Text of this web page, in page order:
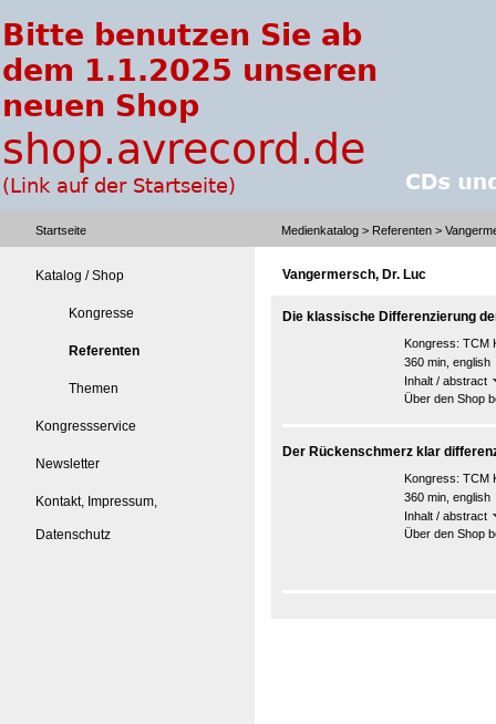
Startseite Medienkatalog > Referenten >
Katalog / Shop
Kongresse
Referenten
Themen
Kongressservice
Newsletter
Kontakt, Impressum,
Datenschutz
Vangermersch, Dr. Luc
Die klassische Differenzierung
Kongress: TCM
360 min, english
Inhalt / abstract
Über den Shop
Der Rückenschmerz klar
Kongress: TCM
360 min, english
Inhalt / abstract
Über den Shop